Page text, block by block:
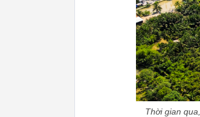
Thời gian